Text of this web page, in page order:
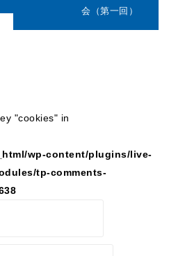
会（第一回）
"cookies" in
wp-content/plugins/live-
tp-comments-